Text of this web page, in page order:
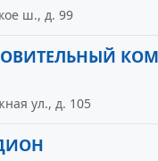
ш., д. 99
ул., д. 105